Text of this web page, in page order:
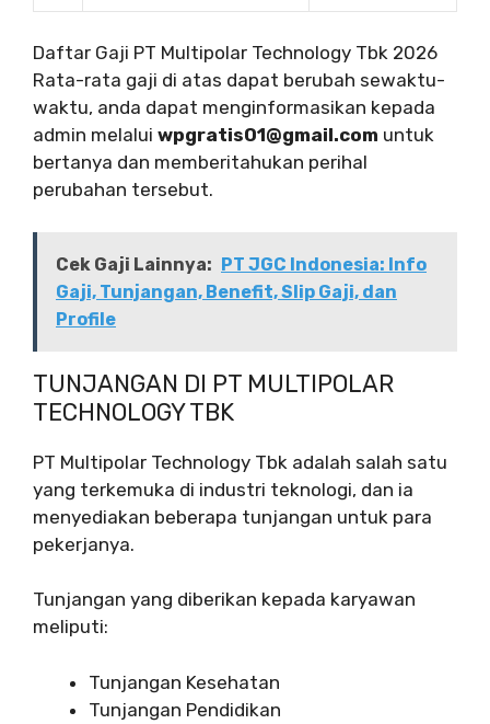
Daftar Gaji PT Multipolar Technology Tbk 2026
Rata-rata gaji di atas dapat berubah sewaktu-
waktu, anda dapat menginformasikan kepada
admin melalui wpgratis01@gmail.com untuk
bertanya dan memberitahukan perihal
perubahan tersebut.
Cek Gaji Lainnya: PT JGC Indonesia: Info
Gaji, Tunjangan, Benefit, Slip Gaji, dan
Profile
TUNJANGAN DI PT MULTIPOLAR
TECHNOLOGY TBK
PT Multipolar Technology Tbk adalah salah satu
yang terkemuka di industri teknologi, dan ia
menyediakan beberapa tunjangan untuk para
pekerjanya.
Tunjangan yang diberikan kepada karyawan
meliputi:
Tunjangan Kesehatan
Tunjangan Pendidikan